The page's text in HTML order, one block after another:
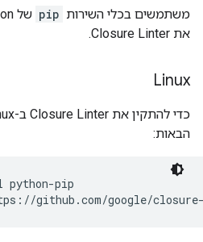
משתמשים בכלי השירות pip
את Closure Linter.
Linux
הבאות:
pip